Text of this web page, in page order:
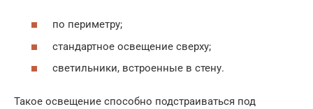
по периметру;
стандартное освещение сверху;
светильники, встроенные в стену.
Такое освещение способно подстраиваться под